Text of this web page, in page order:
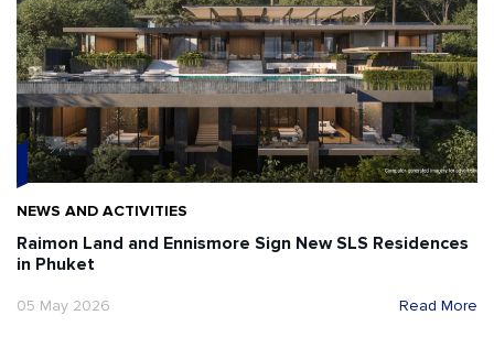
NEWS AND ACTIVITIES
Raimon Land and Ennismore Sign New SLS Residences
in Phuket
05 May 2026 Read More